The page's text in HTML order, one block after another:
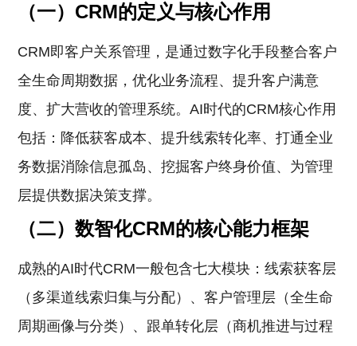
（一）CRM的定义与核心作用
CRM即客户关系管理，是通过数字化手段整合客户
全生命周期数据，优化业务流程、提升客户满意
度、扩大营收的管理系统。AI时代的CRM核心作用
包括：降低获客成本、提升线索转化率、打通全业
务数据消除信息孤岛、挖掘客户终身价值、为管理
层提供数据决策支撑。
（二）数智化CRM的核心能力框架
成熟的AI时代CRM一般包含七大模块：线索获客层
（多渠道线索归集与分配）、客户管理层（全生命
周期画像与分类）、跟单转化层（商机推进与过程